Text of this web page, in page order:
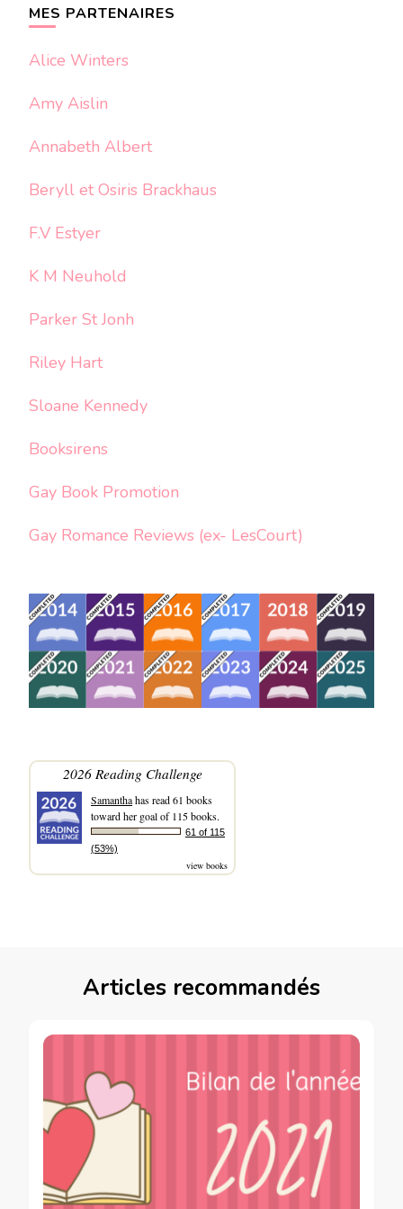
MES PARTENAIRES
Alice Winters
Amy Aislin
Annabeth Albert
Beryll et Osiris Brackhaus
F.V Estyer
K M Neuhold
Parker St Jonh
Riley Hart
Sloane Kennedy
Booksirens
Gay Book Promotion
Gay Romance Reviews (ex- LesCourt)
2026 Reading Challenge
Samanthahas read 61 books
toward her goal of 115 books.
61 of 115
(53%)
view books
Articles recommandés